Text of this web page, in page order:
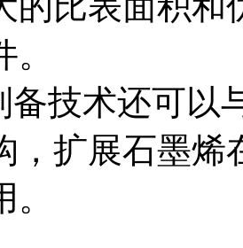
术还可以与
，扩展石墨烯